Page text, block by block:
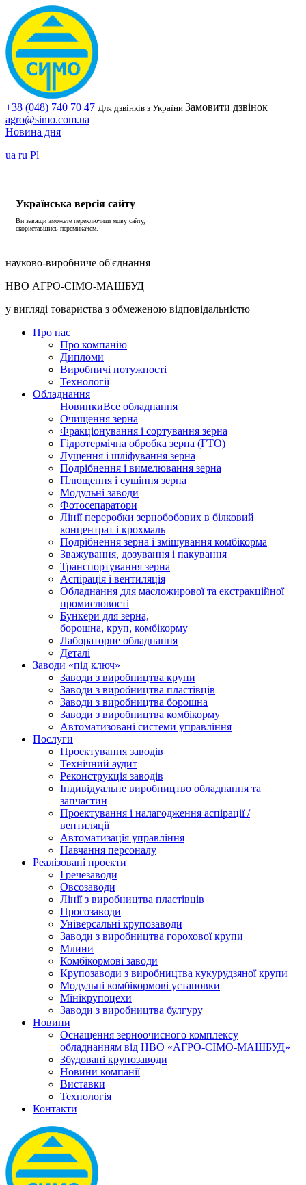
+38 (048) 740 70 47 Для дзвінків з України Замовити дзвінок
agro@simo.com.ua
Новина дня
ua ru Pl
Українська версія сайту
Ви завжди зможете переключити мову сайту,
скориставшись перемикачем.
науково-виробниче об'єднання
НВО АГРО-СІМО-МАШБУД
у вигляді товариства з обмеженою відповідальністю
Про нас
Про компанію
Дипломи
Виробничі потужності
Технології
Обладнання
НовинкиВсе обладнання
Очищення зерна
Фракціонування і сортування зерна
Гідротермічна обробка зерна (ГТО)
Лущення і шліфування зерна
Подрібнення і вимелювання зерна
Плющення і сушіння зерна
Модульні заводи
Фотосепаратори
Лінії переробки зернобобових в білковий
концентрат і крохмаль
Подрібнення зерна і змішування комбікорма
Зважування, дозування і пакування
Транспортування зерна
Аспірація і вентиляція
Обладнання для масложирової та екстракційної
промисловості
Бункери для зерна,
борошна, круп, комбікорму
Лабораторне обладнання
Деталі
Заводи «під ключ»
Заводи з виробництва крупи
Заводи з виробництва пластівців
Заводи з виробництва борошна
Заводи з виробництва комбікорму
Автоматизовані системи управління
Послуги
Проектування заводів
Технічний аудит
Реконструкція заводів
Індивідуальне виробництво обладнання та
запчастин
Проектування і налагодження аспірації /
вентиляції
Автоматизація управління
Навчання персоналу
Реалізовані проекти
Гречезаводи
Овсозаводи
Лінії з виробництва пластівців
Просозаводи
Універсальні крупозаводи
Заводи з виробництва горохової крупи
Млини
Комбікормові заводи
Крупозаводи з виробництва кукурудзяної крупи
Модульні комбікормові установки
Мінікрупоцехи
Заводи з виробництва булгуру
Новини
Оснащення зерноочисного комплексу
обладнанням від НВО «АГРО-СІМО-МАШБУД»
Збудовані крупозаводи
Новини компанії
Виставки
Технологія
Контакти